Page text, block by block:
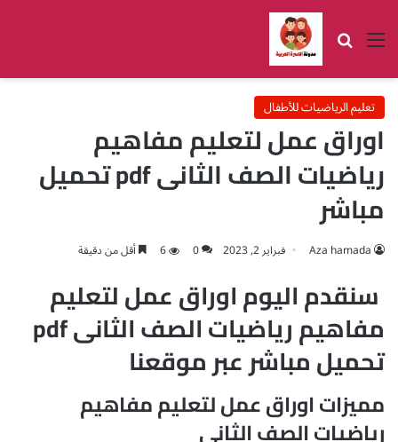
القائمة بحث عن
تعليم الرياضيات للأطفال
اوراق عمل لتعليم مفاهيم
رياضيات الصف الثانى pdf تحميل
مباشر
Aza hamada فبراير 2, 2023 0
6 أقل من دقيقة
سنقدم اليوم اوراق عمل لتعليم
مفاهيم رياضيات الصف الثانى pdf
تحميل مباشر عبر موقعنا
مميزات اوراق عمل لتعليم مفاهيم
رياضيات الصف الثانى